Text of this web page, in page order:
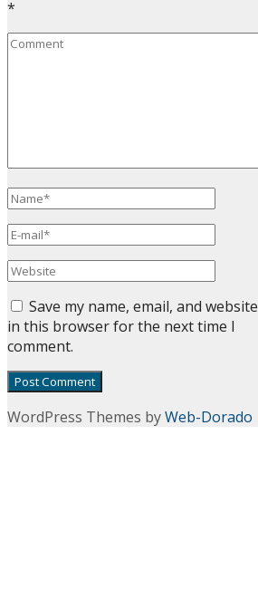
*
Save my name, email, and website
in this browser for the next time I
comment.
WordPress Themes byWeb-Dorado